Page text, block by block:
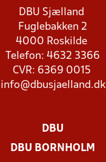
DBU Sjælland
Fuglebakken 2
4000 Roskilde
Telefon: 4632 3366
CVR: 6369 0015
info@dbusjaelland.dk
DBU
DBU BORNHOLM